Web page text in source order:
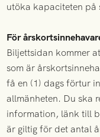
utöka kapaciteten
För
Biljettsidan kommer
som är
få en (1) dags förtur
allmänheten. Du ska
information, länk till
är giltig för det antal